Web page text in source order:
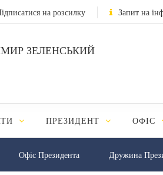
на розсилку Запит на
ЗЕЛЕНСЬКИЙ
ПРЕЗИДЕНТ ОФІС
Офіс Президента Дружина